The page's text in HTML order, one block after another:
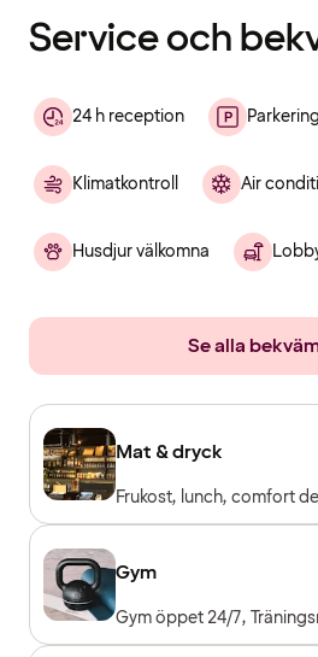
Service och
24 h reception Parkering
Klimatkontroll Air
Husdjur välkomna
Se alla
Mat & dryck
Frukost, lunch, comfort
Gym
Gym öppet 24/7,
Konditionsmaskiner, Fria